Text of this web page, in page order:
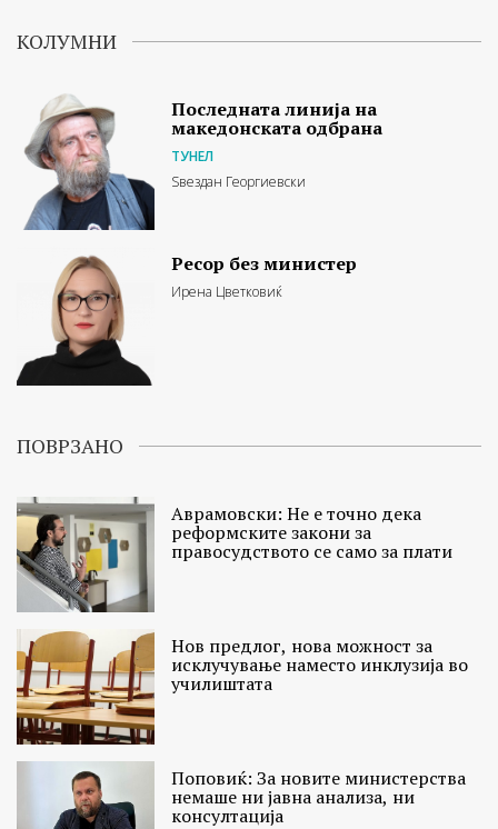
КОЛУМНИ
Последната линија на
македонската одбрана
ТУНЕЛ
Ѕвездан Георгиевски
Ресор без министер
Ирена Цветковиќ
ПОВРЗАНО
Аврамовски: Не е точно дека
реформските закони за
правосудството се само за плати
Нов предлог, нова можност за
исклучување наместо инклузија во
училиштата
Поповиќ: За новите министерства
немаше ни јавна анализа, ни
консултација